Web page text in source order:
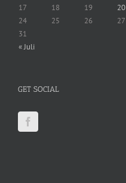
17
18 19 20
24
25 26 27
31
« Juli
GET SOCIAL